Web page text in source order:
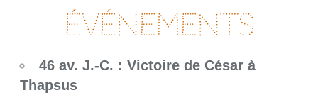
Événements
46 av. J.-C. : Victoire de César à
Thapsus